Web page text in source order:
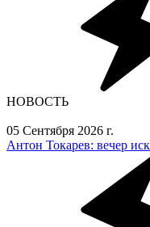
НОВОСТЬ
05 Сентября 2026 г.
Антон Токарев: вечер